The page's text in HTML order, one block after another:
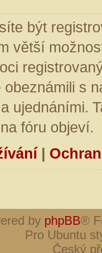
být
větší
obeznámili s
ujednáními.
fóru objeví.
|
by phpBB®
Pro Ubuntu
Český